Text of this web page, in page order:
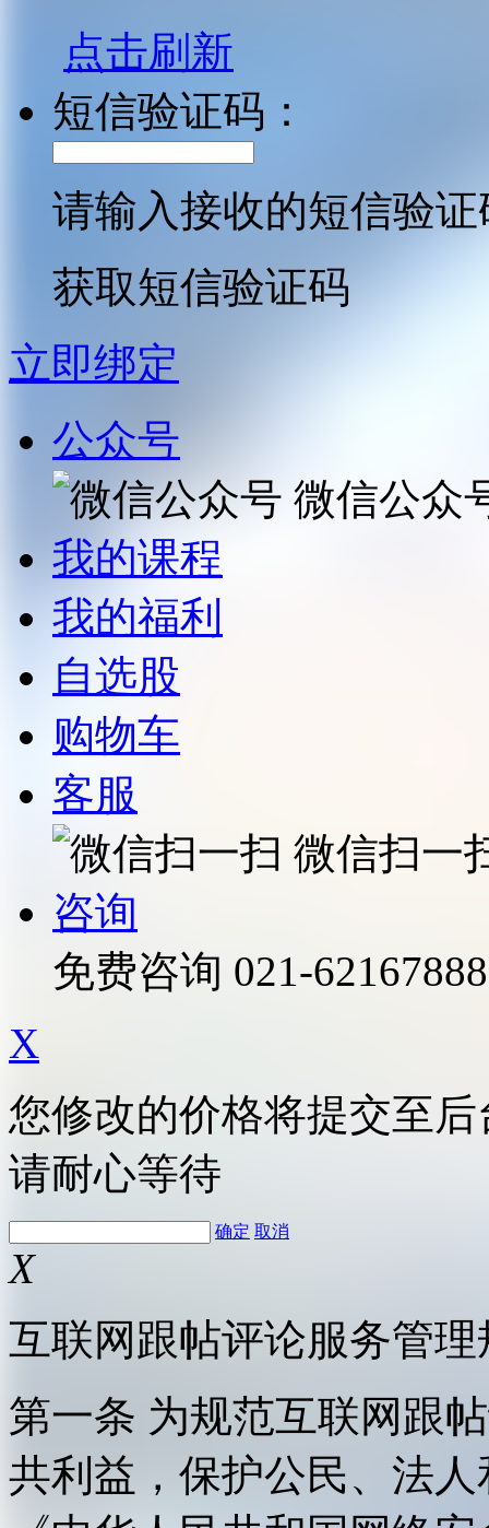
点击刷新
短信验证码：
请输入接收的短信验证
获取短信验证码
立即绑定
公众号
微信公众
我的课程
我的福利
自选股
购物车
客服
微信扫一
咨询
免费咨询 021-62167888
X
您修改的价格将提交至
请耐心等待
确定 取消
X
互联网跟帖评论服务管理
第一条 为规范互联网跟
共利益，保护公民、法